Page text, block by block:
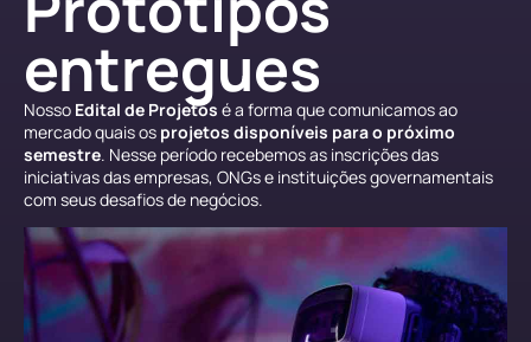
entregues
Nosso Edital de Projetos é a forma que comunicamos ao
mercado quais os projetos disponíveis para o próximo
semestre. Nesse período recebemos as inscrições das
iniciativas das empresas, ONGs e instituições governamentais
com seus desafios de negócios.